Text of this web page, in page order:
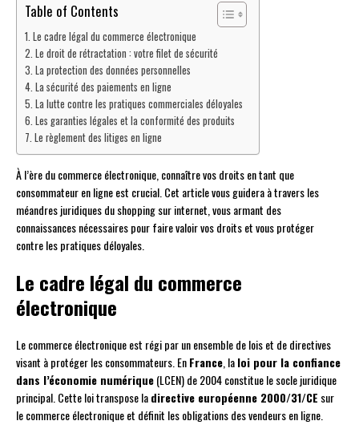
Table of Contents
Le cadre légal du commerce électronique
Le droit de rétractation : votre filet de sécurité
La protection des données personnelles
La sécurité des paiements en ligne
La lutte contre les pratiques commerciales déloyales
Les garanties légales et la conformité des produits
Le règlement des litiges en ligne
À l’ère du commerce électronique, connaître vos droits en tant que
consommateur en ligne est crucial. Cet article vous guidera à travers les
méandres juridiques du shopping sur internet, vous armant des
connaissances nécessaires pour faire valoir vos droits et vous protéger
contre les pratiques déloyales.
Le cadre légal du commerce
électronique
Le commerce électronique est régi par un ensemble de lois et de directives
visant à protéger les consommateurs. EnFrance , laloi pour la confiance
dans l’économie numérique(LCEN) de 2004 constitue le socle juridique
principal. Cette loi transpose ladirective européenne 2000/31/CE sur
le commerce électronique et définit les obligations des vendeurs en ligne.